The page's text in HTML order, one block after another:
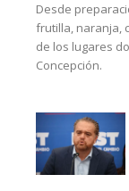
Desde
frutilla, naranja,
de los lugares
Concepción.